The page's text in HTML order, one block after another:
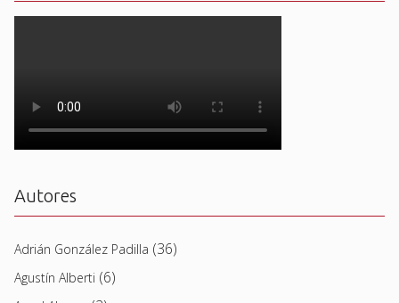
Autores
Adrián González Padilla (36)
Agustín Alberti (6)